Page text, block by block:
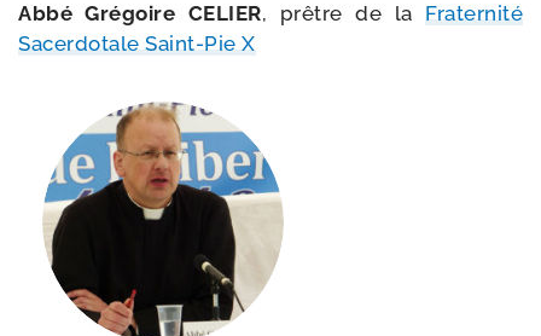
Abbé Grégoire CELIER, prêtre de laFraternité
Sacerdotale Saint-​Pie X